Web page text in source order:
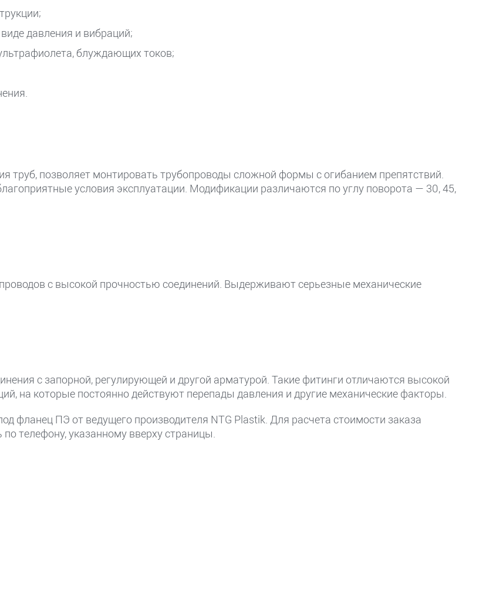
давления и вибраций;
блуждающих токов;
труб, позволяет монтировать трубопроводы сложной формы с огибанием препятствий.
условия эксплуатации. Модификации различаются по углу поворота — 30, 45,
с высокой прочностью соединений. Выдерживают серьезные механические
с запорной, регулирующей и другой арматурой. Такие фитинги отличаются высокой
на которые постоянно действуют перепады давления и другие механические факторы.
фланец ПЭ от ведущего производителя NTG Plastik. Для расчета стоимости заказа
телефону, указанному вверху страницы.